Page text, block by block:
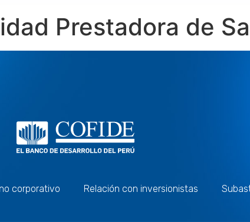
Prestadora de
corporativo Relación con inversionistas